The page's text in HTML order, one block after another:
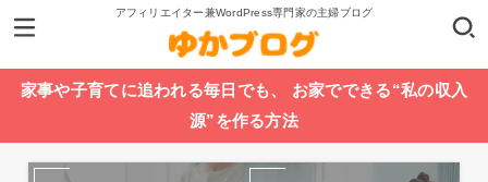
アフィリエイター兼WordPress専門家の主婦ブログ
家事や子育てに追われる毎日でも、 お家でできる“私の収入
源”を作る方法